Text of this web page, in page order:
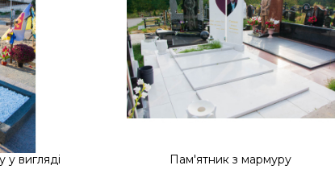
у вигляді
Пам'ятник з мармуру